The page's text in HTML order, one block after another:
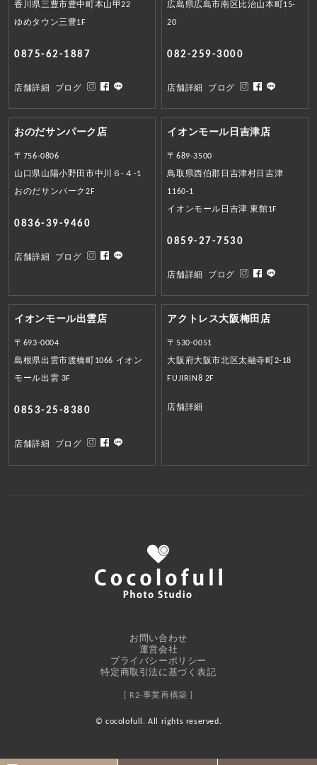
香川県三豊市豊中町本山甲22
ゆめタウン三豊1F
0875-62-1887
店舗詳細 ブログ
広島県広島市南区比治山本町15-
20
082-259-3000
店舗詳細 ブログ
おのだサンパーク店
〒756-0806
山口県山陽小野田市中川６-４-1
おのだサンパーク2F
0836-39-9460
店舗詳細 ブログ
イオンモール日吉津店
〒689-3500
鳥取県西伯郡日吉津村日吉津
1160-1
イオンモール日吉津 東館1F
0859-27-7530
店舗詳細 ブログ
イオンモール出雲店
〒693-0004
島根県出雲市渡橋町1066 イオン
モール出雲 3F
0853-25-8380
店舗詳細 ブログ
アクトレス大阪梅田店
〒530-0051
大阪府大阪市北区太融寺町2-18
FUJIRIN8 2F
店舗詳細
お問い合わせ
運営会社
プライバシーポリシー
特定商取引法に基づく表記
[ R2-事業再構築 ]
© cocolofull. All rights reserved.